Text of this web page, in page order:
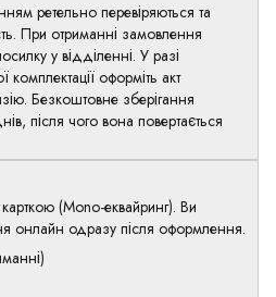
ретельно перевіряються та
При отриманні замовлення
у відділенні. У разі
оформіть акт
Безкоштовне зберігання
після чого вона повертається
(Mono-еквайринг). Ви
онлайн одразу після оформлення.